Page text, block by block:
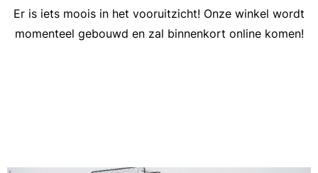
Er is iets moois in het vooruitzicht! Onze winkel wordt
momenteel gebouwd en zal binnenkort online komen!